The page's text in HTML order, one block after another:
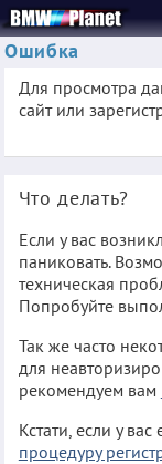
Ошибка
Для просмотра
сайт или
Что делать?
Если у вас
паниковать.
техническая
Попробуйте
Так же часто
для
рекомендуем вам
Кстати, если у
процедуру